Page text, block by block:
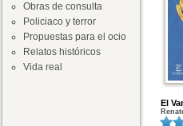
Obras de consulta
Policiaco y terror
Propuestas para el ocio
Relatos históricos
Vida real
El